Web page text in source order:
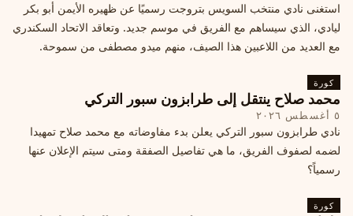
استغنى نادي منتخب السويس بتروجت رسميًا عن ظهيره الأيمن أبو بكر
ليادي، الذي سيساهم مع الفريق في موسم جديد. وتعاقد الاتحاد السكندري
مع العديد من اللاعبين هذا الصيف، منهم ميدو مصطفى من سموحة.
كورة
محمد صلاح ينتقل إلى طرابزون سبور التركي
٥ أغسطس ٢٠٢٦
نادي طرابزون سبور التركي يعلن بدء مفاوضاته مع محمد صلاح تمهيدا
لضمه لصفوف الفريق، ما هي تفاصيل الصفقة ومتى سيتم الإعلان عنها
رسمياً؟
كورة